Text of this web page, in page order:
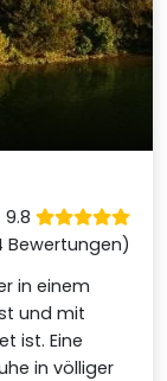
Bewertungen)
in einem
und mit
ist. Eine
in völliger